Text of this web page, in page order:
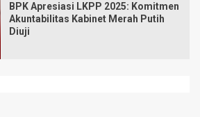
BPK Apresiasi LKPP 2025: Komitmen
Akuntabilitas Kabinet Merah Putih
Diuji